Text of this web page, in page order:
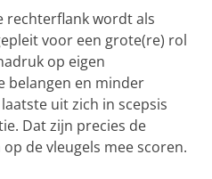
rechterflank wordt als
voor een grote(re) rol
op eigen
belangen en minder
uit zich in scepsis
Dat zijn precies de
de vleugels mee scoren.